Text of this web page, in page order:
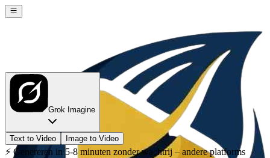
Grok Imagine
Text to Video Image to Video
⚡ Genereren in 5-8 minuten zonder wachtrij – andere platforms